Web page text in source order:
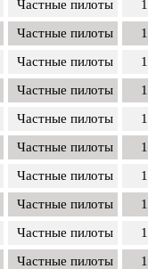
Частные пилоты
Частные пилоты
Частные пилоты
Частные пилоты
Частные пилоты
Частные пилоты
Частные пилоты
Частные пилоты
Частные пилоты
Частные пилоты